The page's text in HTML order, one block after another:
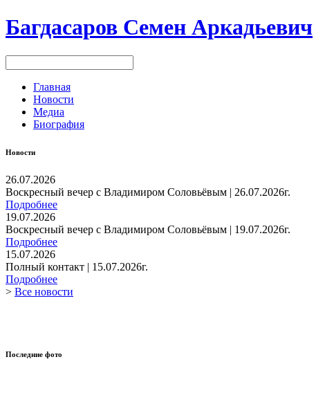
Багдасаров Семен Аркадьевич
Главная
Новости
Медиа
Биография
Новости
26.07.2026
Воскресный вечер с Владимиром Соловьёвым | 26.07.2026г.
Подробнее
19.07.2026
Воскресный вечер с Владимиром Соловьёвым | 19.07.2026г.
Подробнее
15.07.2026
Полный контакт | 15.07.2026г.
Подробнее
> Все новости
Последние фото